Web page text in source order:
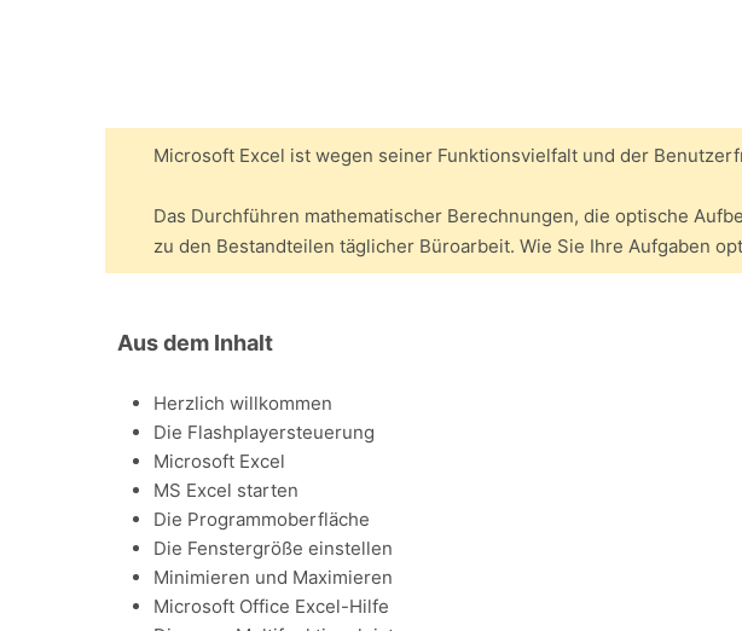
Microsoft Excel ist wegen seiner Funktionsvielfalt und der
Das Durchführen mathematischer Berechnungen, die optische
zu den Bestandteilen täglicher Büroarbeit. Wie Sie Ihre Aufgaben
Aus dem Inhalt
Herzlich willkommen
Die Flashplayersteuerung
Microsoft Excel
MS Excel starten
Die Programmoberfläche
Die Fenstergröße einstellen
Minimieren und Maximieren
Microsoft Office Excel-Hilfe